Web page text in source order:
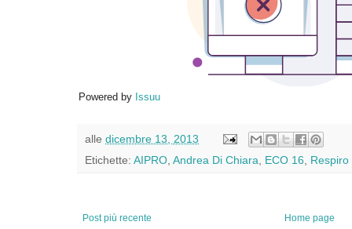
Powered by Issuu
alle dicembre 13, 2013
Etichette: AIPRO Andrea Di Chiara ECO 16 Respiro
Post più recente Home page